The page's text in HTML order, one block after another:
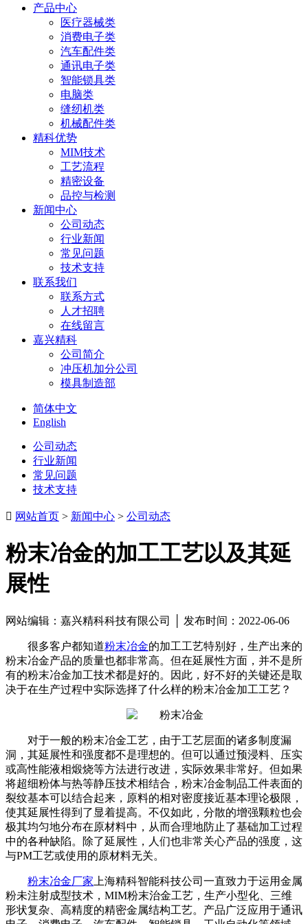
产品中心
医疗器械类
消费电子类
汽车配件类
通讯电子类
智能锁具类
电脑类
缝纫机类
机械配件类
精科优势
MIM技术
工艺流程
精密设备
品控与检测
新闻中心
公司动态
行业新闻
常见问题
技术支持
联系我们
联系方式
人才招聘
在线留言
嘉兴精科
公司简介
冲压机加分公司
模具制造部
简体中文
English
公司动态
行业新闻
常见问题
技术支持
 网站首页 > 新闻中心 > 公司动态
粉末冶金的加工工艺以及其延
展性
网站编辑：嘉兴精科科技有限公司 │ 发布时间：2022-06-06
很多客户都知道粉末冶金的加工工艺特别好，生产出来的
粉末冶金产品的质量也都非常高。但在延展性方面，并不是所
有的粉末冶金加工技术都是好的。因此，好不好的关键还是取
决于在生产过程中实际选择了什么样的粉末冶金加工工艺？
对于一般的粉末冶金工艺，由于工艺层面的诸多制度漏
洞，其延展性和强度都不是理想的。但可以通过预浸料、压实
或高性能液相煅烧等方法进行改进，实际效果非常好。但如果
将超细粉体与热等静压技术相结合，粉末冶金制品工件表面的
裂纹基本可以结合起来，原料的相对密度接近基本理论极限，
使其延展性得到了显着提高。不仅如此，分散的增强颗粒也会
极其均匀地分布在原材料中，从而合理地防止了基础加工过程
中的各种缺陷。除了延展性，人们也非常关心产品的强度，这
与PM工艺或使用的原材料无关。
粉末冶金厂家 上海精科智能科技公司一直致力于运用金属
粉未注射成型技术，MIM粉末治金工艺，生产小型化、三维
形状复杂、高精度的精密金属结构工艺。产品广泛应用于通讯